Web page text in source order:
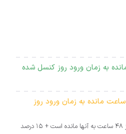
لغو رزرو در کمتر از 48 ساعت مانده به زمان ورود روز
100 درصد روز هایی که کمتر از 48 ساعت به آنها مانده است + 15 درصد